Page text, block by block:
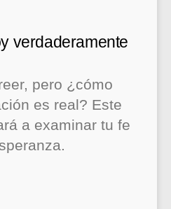
verdaderamente
pero ¿cómo
es real? Este
a examinar tu fe